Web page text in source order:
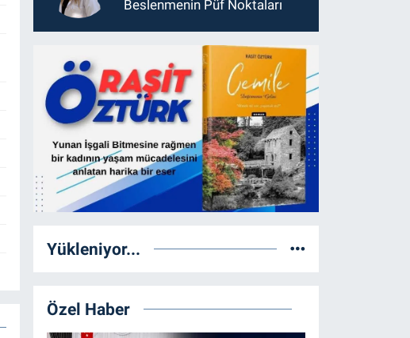
Beslenmenin Püf Noktaları
Yükleniyor...
Özel Haber